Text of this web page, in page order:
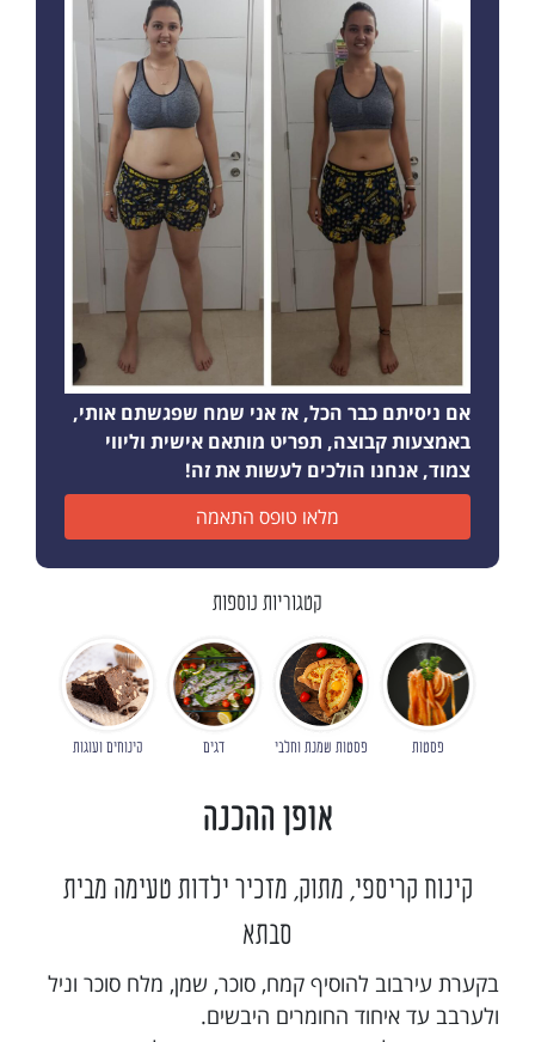
אם ניסיתם כבר הכל, אז אני שמח שפגשתם אותי,
באמצעות קבוצה, תפריט מותאם אישית וליווי
צמוד, אנחנו הולכים לעשות את זה!
מלאו טופס התאמה
קטגוריות נוספות
פסטות פסטות שמנת וחלבי דגים קינוחים ועוגות
אופן ההכנה
קינוח קריספי, מתוק, מזכיר ילדות טעימה מבית
סבתא
בקערת עירבוב להוסיף קמח, סוכר, שמן, מלח סוכר וניל
ולערבב עד איחוד החומרים היבשים.